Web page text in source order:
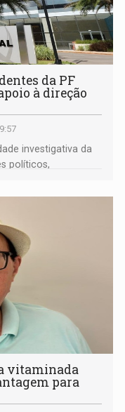
da PF
à direção
investigativa da
políticos,
vitaminada
para